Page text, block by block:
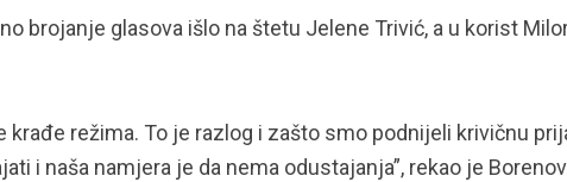
brojanje glasova išlo na štetu Jelene Trivić, a u korist
režima. To je razlog i zašto smo podnijeli krivičnu
i naša namjera je da nema odustajanja”, rekao je